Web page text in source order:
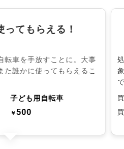
ってもらえる！
転車を手放すことに。大事
た誰かに使ってもらえるこ
子ども用自転車
￥500